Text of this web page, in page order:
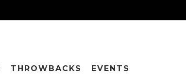
THROWBACKS EVENTS